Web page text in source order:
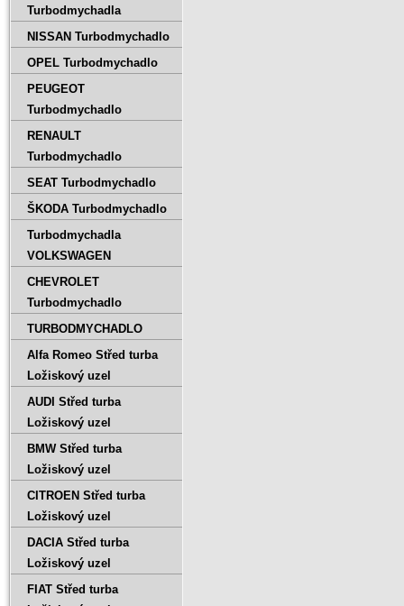
Turbodmychadla
NISSAN Turbodmychadlo
OPEL Turbodmychadlo
PEUGEOT
Turbodmychadlo
RENAULT
Turbodmychadlo
SEAT Turbodmychadlo
ŠKODA Turbodmychadlo
Turbodmychadla
VOLKSWAGEN
CHEVROLET
Turbodmychadlo
TURBODMYCHADLO
Alfa Romeo Střed turba
Ložiskový uzel
AUDI Střed turba
Ložiskový uzel
BMW Střed turba
Ložiskový uzel
CITROEN Střed turba
Ložiskový uzel
DACIA Střed turba
Ložiskový uzel
FIAT Střed turba